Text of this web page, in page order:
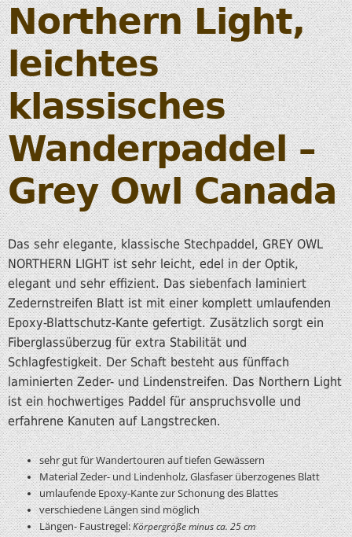
Northern Light,
leichtes
klassisches
Wanderpaddel –
Grey Owl Canada
Das sehr elegante, klassische Stechpaddel, GREY OWL
NORTHERN LIGHT ist sehr leicht, edel in der Optik,
elegant und sehr effizient. Das siebenfach laminiert
Zedernstreifen Blatt ist mit einer komplett umlaufenden
Epoxy-Blattschutz-Kante gefertigt. Zusätzlich sorgt ein
Fiberglassüberzug für extra Stabilität und
Schlagfestigkeit. Der Schaft besteht aus fünffach
laminierten Zeder- und Lindenstreifen. Das Northern Light
ist ein hochwertiges Paddel für anspruchsvolle und
erfahrene Kanuten auf Langstrecken.
sehr gut für Wandertouren auf tiefen Gewässern
Material Zeder- und Lindenholz, Glasfaser überzogenes Blatt
umlaufende Epoxy-Kante zur Schonung des Blattes
verschiedene Längen sind möglich
Längen- Faustregel:Körpergröße minus ca. 25 cm